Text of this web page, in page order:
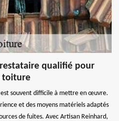
qualifié pour
toiture
souvent difficile à mettre en œuvre.
et des moyens matériels adaptés
de fuites. Avec Artisan Reinhard,